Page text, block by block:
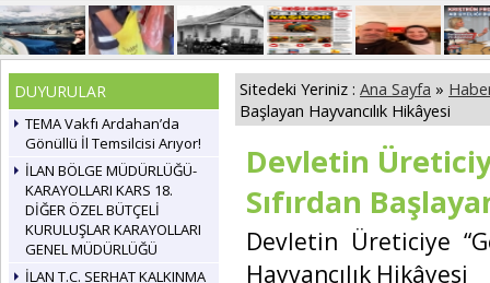
DUYURULAR
TEMA Vakfı Ardahan’da
Gönüllü İl Temsilcisi Arıyor!
İLAN BÖLGE MÜDÜRLÜĞÜ-
KARAYOLLARI KARS 18.
DİĞER ÖZEL BÜTÇELİ
KURULUŞLAR KARAYOLLARI
GENEL MÜDÜRLÜĞÜ
İLAN T.C. SERHAT KALKINMA
Sitedeki Yeriniz : Ana Sayfa »
Başlayan Hayvancılık Hikâyesi
Devletin
Sıfırdan
Devletin Üreticiye
Hayvancılık Hikâyesi